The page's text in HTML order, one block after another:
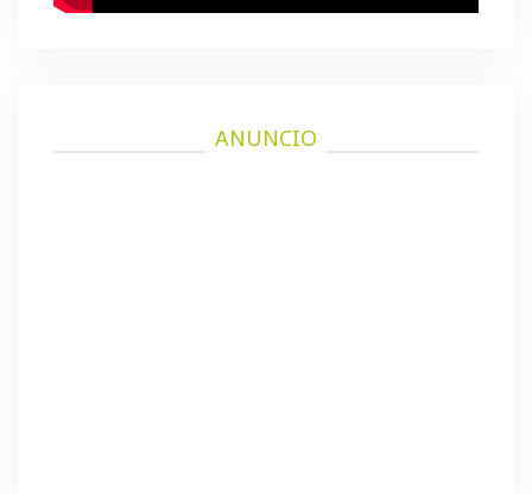
ANUNCIO